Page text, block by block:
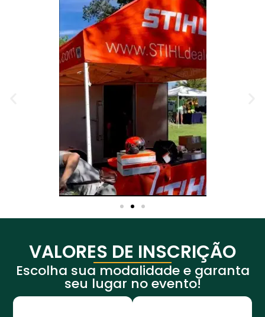
VALORES DE INSCRIÇÃO
Escolha sua modalidade e garanta
seu lugar no evento!